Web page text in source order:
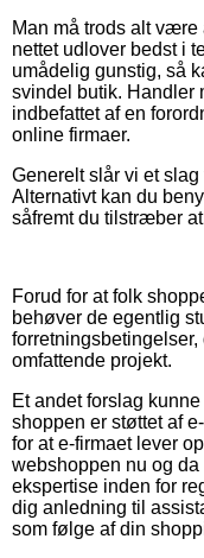
Man må trods alt være
nettet udlover bedst i
umådelig gunstig, så
svindel butik. Handler
indbefattet af en
online firmaer.
Generelt slår vi et
Alternativt kan du
såfremt du tilstræber
Forud for at folk
behøver de egentlig
omfattende projekt.
Et andet forslag
shoppen er støttet af
for at e-firmaet lever
webshoppen nu og
ekspertise inden for
dig anledning til
som følge af din